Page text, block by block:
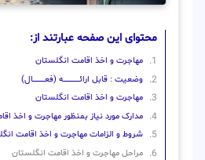
محتوای این صفحه عبارتند از:
مهاجرت و اخذ اقامت انگلستان
وضعیت : قابل ارائــــــــــــــــــــه (فعـــــــــــــــال)
مهاجرت و اخذ اقامت انگلستان
مدارک مورد نیاز بمنظور مهاجرت و اخذ
شروط و الزامات مهاجرت و اخذ اقامت
مراحل مهاجرت و اخذ اقامت انگلستان